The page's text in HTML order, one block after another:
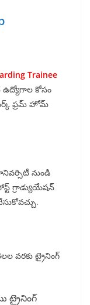
Trainee
ఉద్యోగాల కోసం
వర్క్ ఫ్రమ్ హోమ్
నుండి
గ్రాడ్యుయేషన్
వరకు ట్రైనింగ్
ట్రైనింగ్